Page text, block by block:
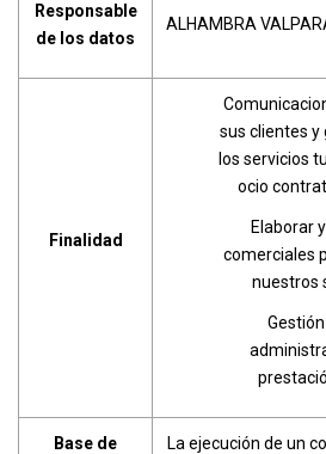
Responsable
de los datos
ALHAMBRA
Finalidad
sus clientes y
los servicios
ocio
Elaborar
comerciales
nuestros
Base de
La ejecución de un